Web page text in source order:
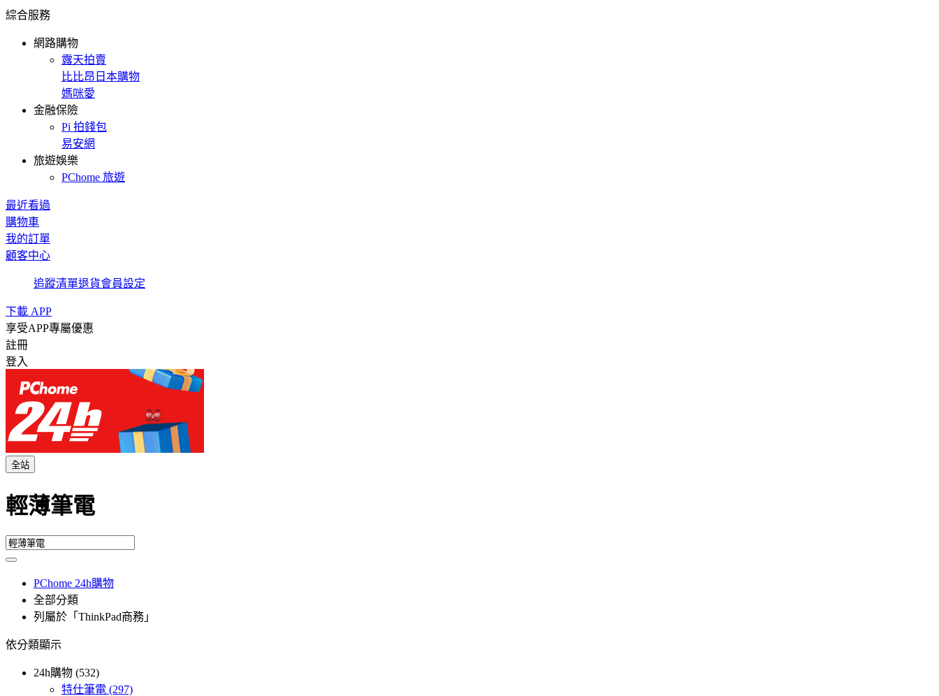
綜合服務
網路購物
露天拍賣
比比昂日本購物
媽咪愛
金融保險
Pi 拍錢包
易安網
旅遊娛樂
PChome 旅遊
最近看過
購物車
我的訂單
顧客中心
追蹤清單退貨會員設定
下載 APP
享受APP專屬優惠
註冊
登入
全站
輕薄筆電
PChome 24h購物
全部分類
列屬於「ThinkPad商務」
依分類顯示
24h購物 (532)
特仕筆電 (297)